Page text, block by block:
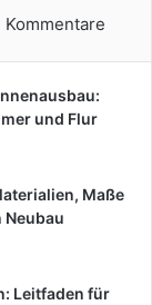
Kommentare
und Flur
Maße
Leitfaden für